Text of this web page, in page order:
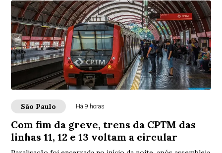
São Paulo Há 9 horas
Com fim da greve, trens da CPTM das
linhas 11, 12 e 13 voltam a circular